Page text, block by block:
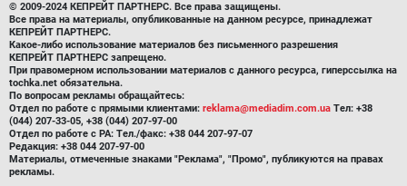
© 2009-2024 КЕПРЕЙТ ПАРТНЕРС. Все права защищены.
Все права на материалы, опубликованные на данном ресурсе, принадлежат
КЕПРЕЙТ ПАРТНЕРС.
Какое-либо использование материалов без письменного разрешения
КЕПРЕЙТ ПАРТНЕРС запрещено.
При правомерном использовании материалов с данного ресурса, гиперссылка на
tochka.net обязательна.
По вопросам рекламы обращайтесь:
Отдел по работе с прямыми клиентами: reklama@mediadim.com.ua Тел: +38
(044) 207-33-05, +38 (044) 207-97-00
Отдел по работе с РА: Тел./факс: +38 044 207-97-07
Редакция: +38 044 207-97-00
Материалы, отмеченные знаками "Реклама", "Промо", публикуются на правах
рекламы.